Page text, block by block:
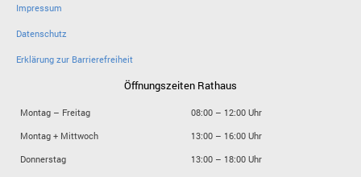
Impressum
Datenschutz
Erklärung zur Barrierefreiheit
Öffnungszeiten Rathaus
Montag – Freitag
08:00 – 12:00 Uhr
Montag + Mittwoch
13:00 – 16:00 Uhr
Donnerstag
13:00 – 18:00 Uhr